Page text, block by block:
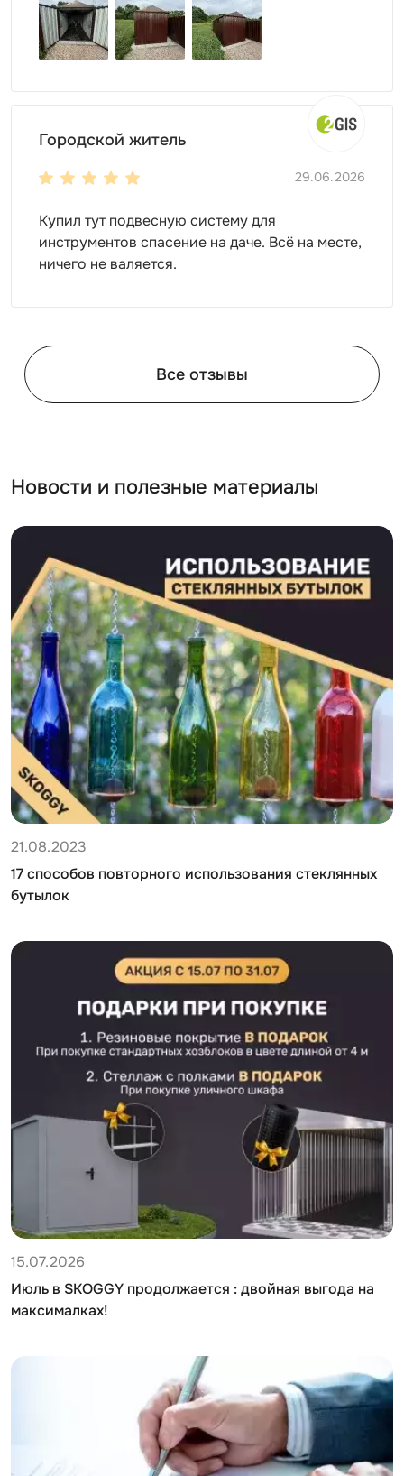
Городской житель
29.06.2026
Купил тут подвесную систему для
инструментов спасение на даче. Всё на месте,
ничего не валяется.
Все отзывы
Новости и полезные материалы
21.08.2023
17 способов повторного использования стеклянных
бутылок
15.07.2026
Июль в SKOGGY продолжается : двойная выгода на
максималках!